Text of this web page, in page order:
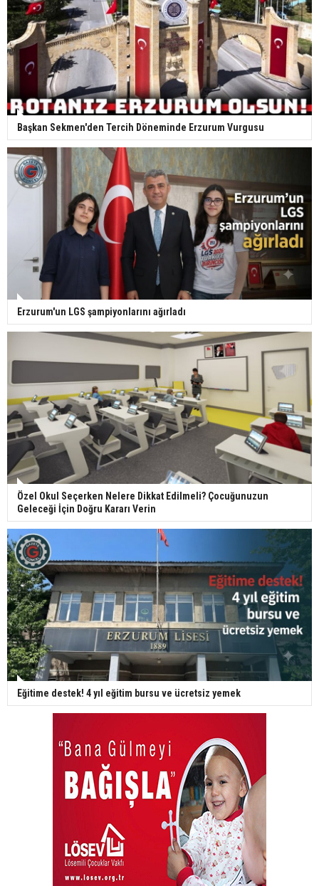
Başkan Sekmen'den Tercih Döneminde Erzurum Vurgusu
Erzurum'un LGS şampiyonlarını ağırladı
Özel Okul Seçerken Nelere Dikkat Edilmeli? Çocuğunuzun
Geleceği İçin Doğru Kararı Verin
Eğitime destek! 4 yıl eğitim bursu ve ücretsiz yemek